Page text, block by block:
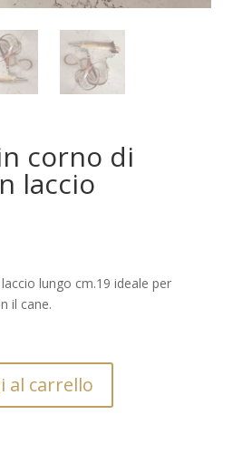
corno di
laccio
lungo cm.19 ideale per
il cane.
al carrello